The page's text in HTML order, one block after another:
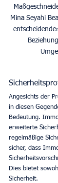
Mina Seyahi
Angesichts der
in diesen
Bedeutung.
erweiterte
regelmäßige
sicher, dass
Dies bietet
Sicherheit.